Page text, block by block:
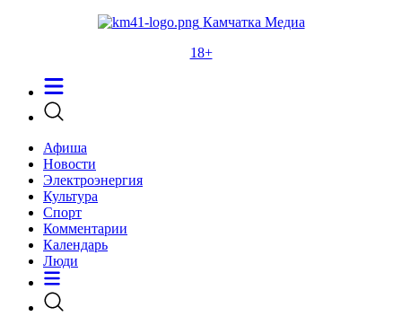
Камчатка Медиа
18+
Афиша
Новости
Электроэнергия
Культура
Спорт
Комментарии
Календарь
Люди